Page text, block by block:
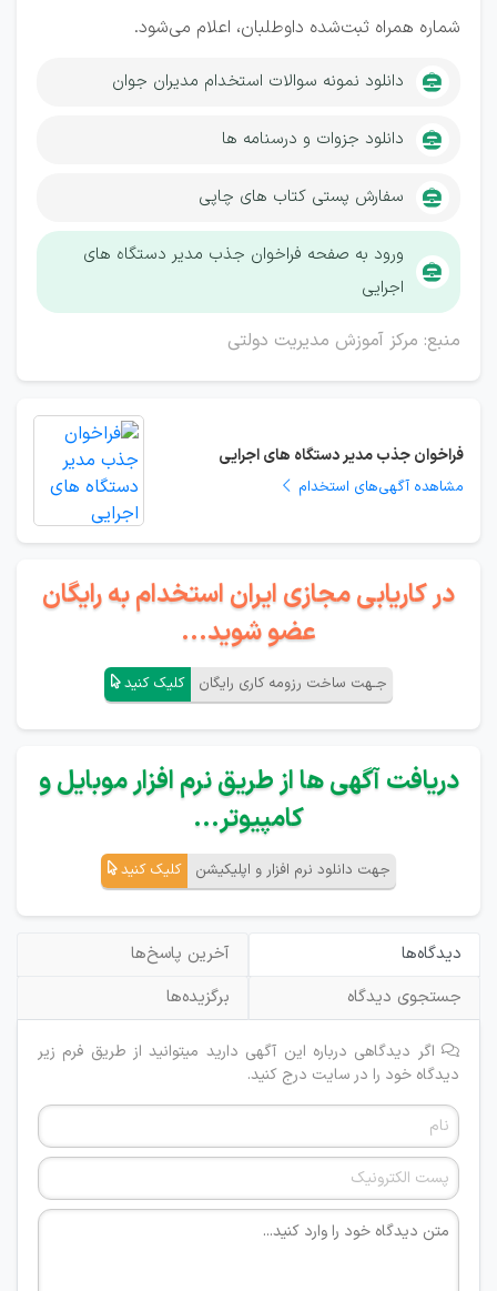
شماره همراه ثبت‌شده داوطلبان، اعلام می‌شود.
دانلود نمونه سوالات استخدام مدیران جوان
دانلود جزوات و درسنامه ها
سفارش پستی کتاب های چاپی
ورود به صفحه فراخوان جذب مدیر دستگاه های
اجرایی
منبع: مرکز آموزش مدیریت دولتی
فراخوان جذب مدیر دستگاه های اجرایی
مشاهده آگهی‌های استخدام
در کاریابی مجازی ایران استخدام به رایگان
عضو شوید...
جـهت ساخت رزومه کاری رایگان کلیک کنید
دریافت آگهی ها از طریق نرم افزار موبایل و
کامپیوتر...
جهت دانلود نرم افزار و اپلیکیشن کلیک کنید
دیدگاه‌ها
آخرین پاسخ‌ها
جستجوی دیدگاه
برگزیده‌ها
اگر دیدگاهی درباره این آگهی دارید میتوانید از طریق فرم زیر
دیدگاه خود را در سایت درج کنید.